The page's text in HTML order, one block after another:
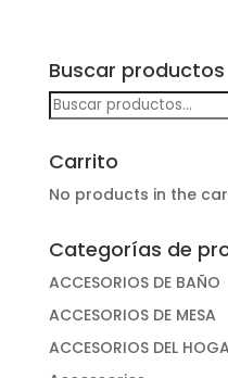
Buscar productos
Buscar
por:
Carrito
No products in the
Categorías de
ACCESORIOS DE BAÑO
ACCESORIOS DE MESA
ACCESORIOS DEL